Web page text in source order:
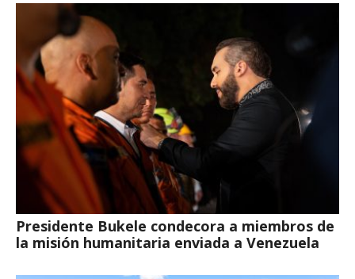
Presidente Bukele condecora a miembros de
la misión humanitaria enviada a Venezuela